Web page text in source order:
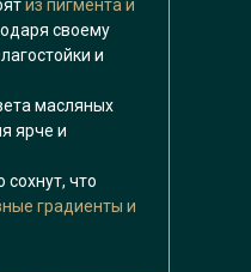
из пигмента и
своему
и
масляных
ярче и
что
градиенты и